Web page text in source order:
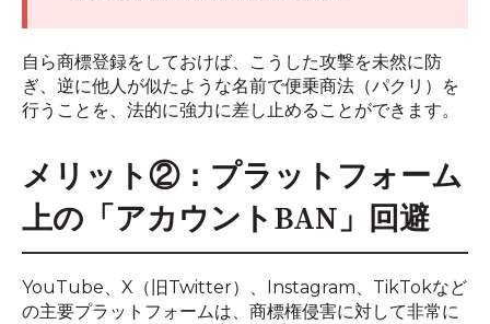
自ら商標登録をしておけば、こうした攻撃を未然に防
ぎ、逆に他人が似たような名前で便乗商法（パクリ）を
行うことを、法的に強力に差し止めることができます。
メリット②：プラットフォーム
上の「アカウントBAN」回避
YouTube、X（旧Twitter）、Instagram、TikTokなど
の主要プラットフォームは、商標権侵害に対して非常に